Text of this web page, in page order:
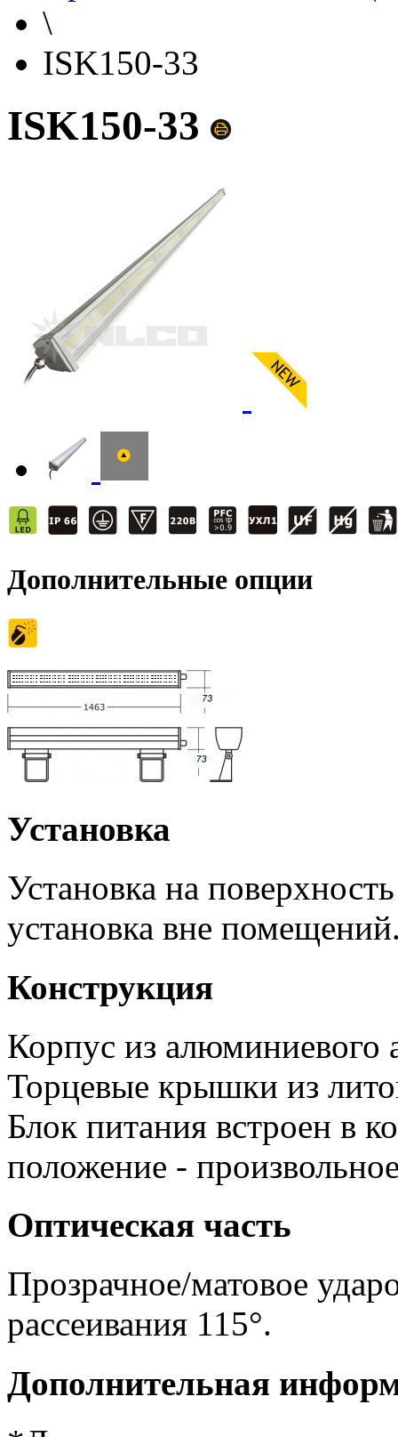
\
ISK150-33
ISK150-33
Дополнительные опции
Установка
Установка на
установка вне
Конструкция
Корпус из алюминиевого
Торцевые крышки из
Блок питания встроен в
положение -
Оптическая часть
Прозрачное/матовое
рассеивания 115°.
Дополнительная